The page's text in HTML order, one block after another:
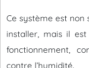
Ce système est non
installer, mais il
fonctionnement,
contre l’humidité.